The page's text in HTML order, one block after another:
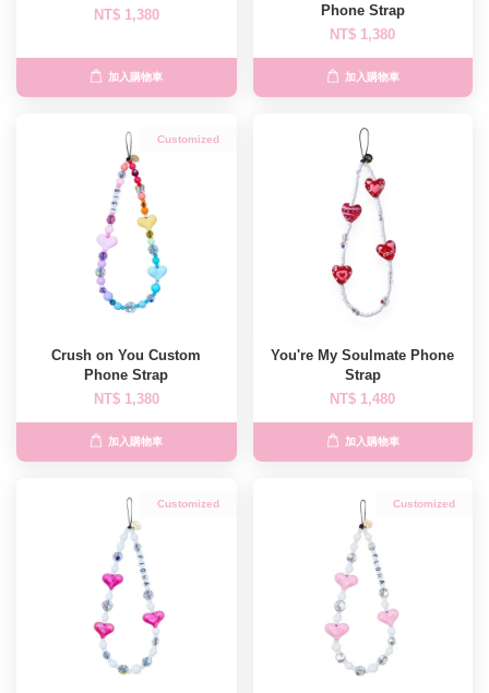
NT$ 1,380
加入購物車
Phone Strap
NT$ 1,380
加入購物車
Customized
Crush on You Custom
Phone Strap
NT$ 1,380
加入購物車
You're My Soulmate Phone
Strap
NT$ 1,480
加入購物車
Customized Customized